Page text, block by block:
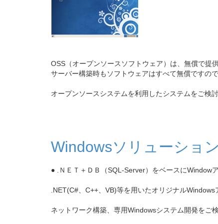
OSS（オープンソースソフトウェア）は、無償で提
サーバー構築時もソフトウェアはすべて無償ですの
オープンソースシステムを利用したシステムをご検
Windowsソリューション
● .ＮＥＴ＋ＤＢ（SQL-Server）をベースにWindow
.NET(C#、C++、VB)等を用いたオリジナル
ネットワーク構築、専用Windowsシステム開発をご